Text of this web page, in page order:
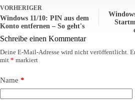
VORHERIGER
Windows 11/10: PIN aus dem
Konto entfernen – So geht's
Schreibe einen Kommentar
Deine E-Mail-Adresse wird nicht veröffentlicht.
mit * markiert
Name *